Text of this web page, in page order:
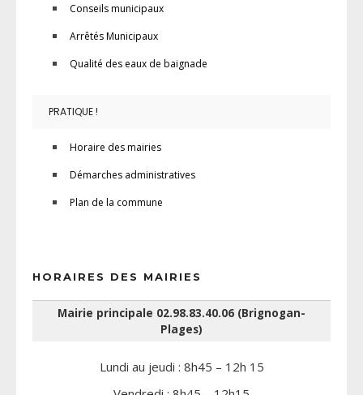
Conseils municipaux
Arrêtés Municipaux
Qualité des eaux de baignade
PRATIQUE !
Horaire des mairies
Démarches administratives
Plan de la commune
HORAIRES DES MAIRIES
Mairie principale 02.98.83.40.06 (Brignogan-
Plages)
Lundi au jeudi : 8h45 – 12h 15